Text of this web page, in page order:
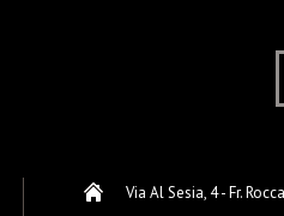
Via Al Sesia, 4 - Fr.